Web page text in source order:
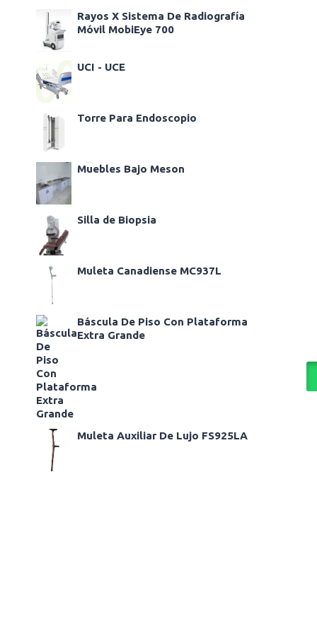
Rayos X Sistema De Radiografía
Móvil MobiEye 700
UCI - UCE
Torre Para Endoscopio
Muebles Bajo Meson
Silla de Biopsia
Muleta Canadiense MC937L
Báscula De Piso Con Plataforma
Extra Grande
Muleta Auxiliar De Lujo FS925LA